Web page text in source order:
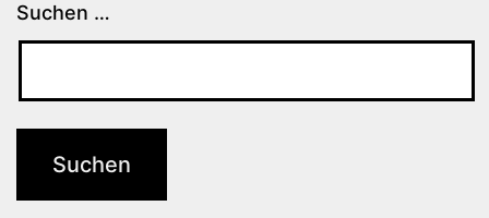
Suchen …